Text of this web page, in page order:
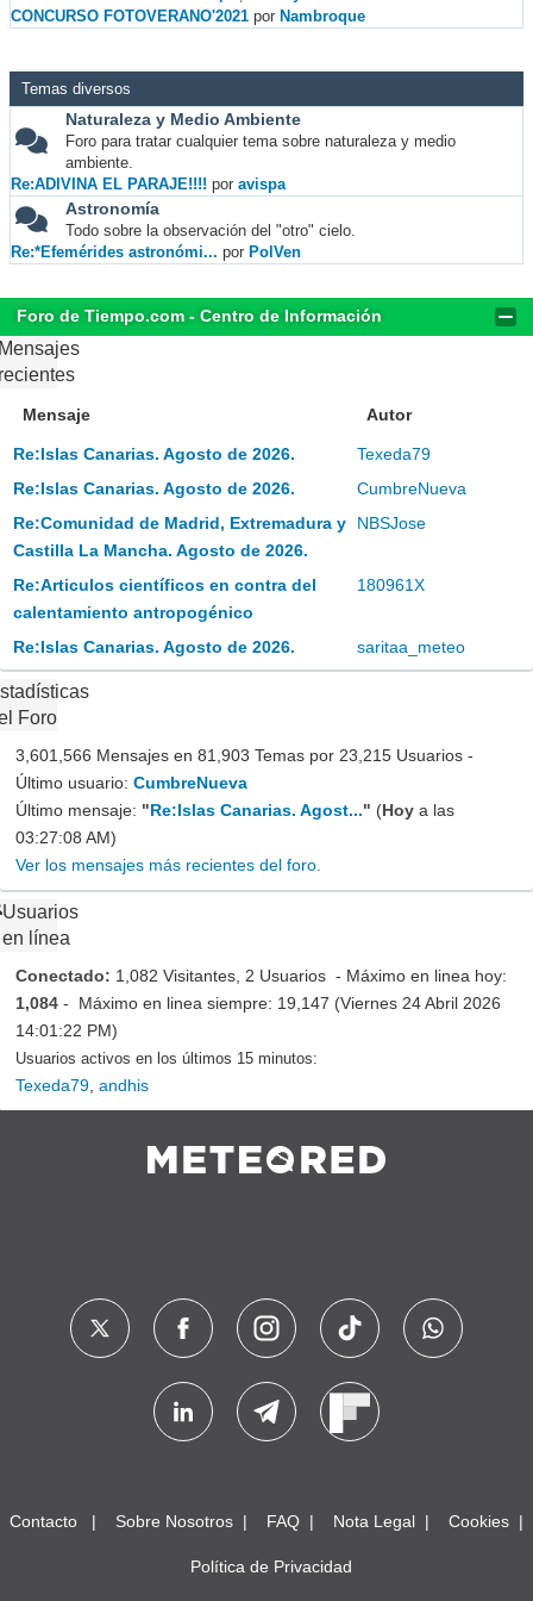
CONCURSO FOTOVERANO'2021 por Nambroque
Temas diversos
Naturaleza y Medio Ambiente
Foro para tratar cualquier tema sobre naturaleza y medio
ambiente.
Re:ADIVINA EL PARAJE!!!! por avispa
Astronomía
Todo sobre la observación del "otro" cielo.
Re:*Efemérides astronómi... por PolVen
Foro de Tiempo.com - Centro de Información
Mensaje Autor
Re:Islas Canarias. Agosto de 2026.
Texeda79
Re:Islas Canarias. Agosto de 2026.
CumbreNueva
Re:Comunidad de Madrid, Extremadura y
Castilla La Mancha. Agosto de 2026.
NBSJose
Re:Articulos científicos en contra del
calentamiento antropogénico
180961X
Re:Islas Canarias. Agosto de 2026. saritaa_meteo
Foro
3,601,566 Mensajes en 81,903 Temas por 23,215 Usuarios -
Último usuario: CumbreNueva
Último mensaje: "Re:Islas Canarias. Agost..." (Hoy a las
03:27:08 AM)
Ver los mensajes más recientes del foro.
Usuarios
en línea
Conectado: 1,082 Visitantes, 2 Usuarios - Máximo en linea hoy:
1,084 - Máximo en linea siempre: 19,147 (Viernes 24 Abril 2026
14:01:22 PM)
Usuarios activos en los últimos 15 minutos:
Texeda79 andhis
Contacto Sobre Nosotros FAQ Nota Legal Cookies
Política de Privacidad